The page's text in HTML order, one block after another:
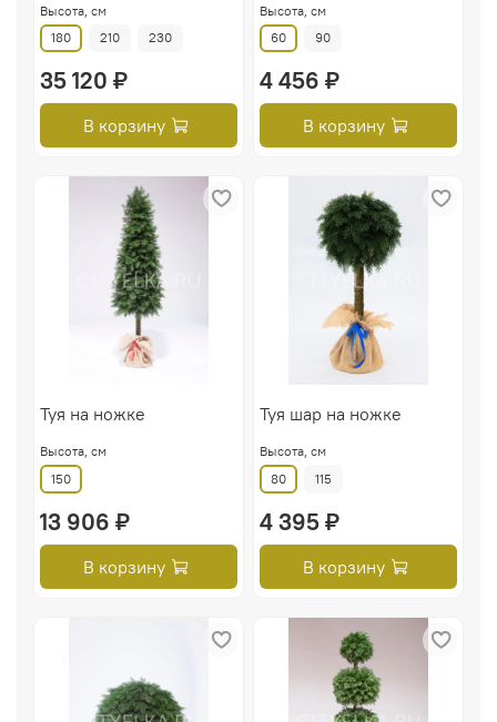
Высота, см
180
210 230
35 120 ₽
В корзину
Высота, см
60
90
4 456 ₽
В корзину
Туя на ножке
Высота, см
150
13 906 ₽
В корзину
Туя шар на ножке
Высота, см
80
115
4 395 ₽
В корзину